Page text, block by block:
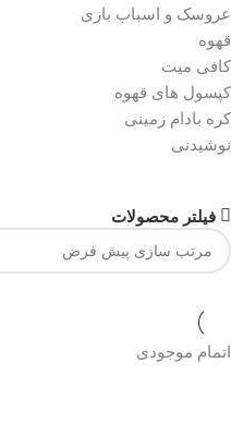
عروسک و اسباب بازی
قهوه
کافی میت
کپسول های قهوه
کره بادام زمینی
نوشیدنی
فیلتر محصولات
اتمام موجودی